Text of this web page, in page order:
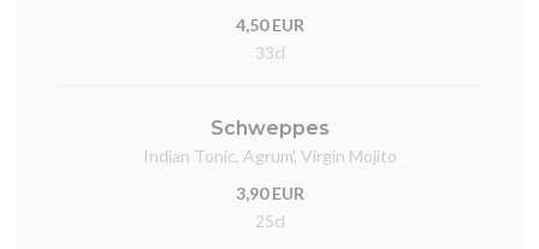
4,50 EUR
33cl
Schweppes
Indian Tonic, Agrum', Virgin Mojito
3,90 EUR
25cl